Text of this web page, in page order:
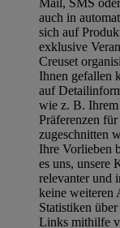
auch in
sich auf
exklusive
Creuset
Ihnen gefallen
auf
wie z. B.
Präferenzen
zugeschnitten
Ihre Vorlieben
es uns, unsere
relevanter und
keine weiteren
Statistiken
Links mithilfe